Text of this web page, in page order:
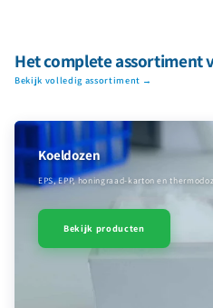
Het complete assortiment
Bekijk volledig assortiment →
Koeldozen
EPS, EPP, honingraad-karton en
Bekijk producten